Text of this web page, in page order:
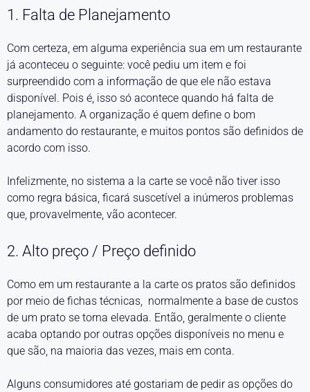
1. Falta de Planejamento
Com certeza, em alguma experiência sua em um restaurante
já aconteceu o seguinte: você pediu um item e foi
surpreendido com a informação de que ele não estava
disponível. Pois é, isso só acontece quando há falta de
planejamento. A organização é quem define o bom
andamento do restaurante, e muitos pontos são definidos de
acordo com isso.
Infelizmente, no sistema a la carte se você não tiver isso
como regra básica, ficará suscetível a inúmeros problemas
que, provavelmente, vão acontecer.
2. Alto preço / Preço definido
Como em um restaurante a la carte os pratos são definidos
por meio de fichas técnicas, normalmente a base de custos
de um prato se torna elevada. Então, geralmente o cliente
acaba optando por outras opções disponíveis no menu e
que são, na maioria das vezes, mais em conta.
Alguns consumidores até gostariam de pedir as opções do